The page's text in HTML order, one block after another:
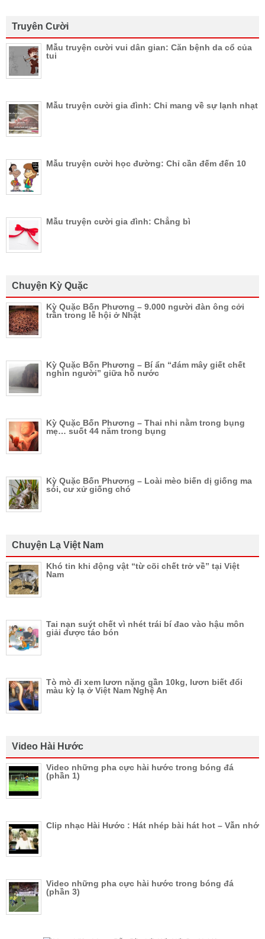
Truyên Cười
Mẫu truyện cười vui dân gian: Căn bệnh da cổ của
tui
Mẫu truyện cười gia đình: Chỉ mang về sự lạnh nhạt
Mẫu truyện cười học đường: Chỉ cần đếm đến 10
Mẫu truyện cười gia đình: Chẳng bì
Chuyện Kỳ Quặc
Kỳ Quặc Bốn Phương – 9.000 người đàn ông cởi
trần trong lễ hội ở Nhật
Kỳ Quặc Bốn Phương – Bí ẩn “đám mây giết chết
nghìn người” giữa hồ nước
Kỳ Quặc Bốn Phương – Thai nhi nằm trong bụng
mẹ… suốt 44 năm trong bụng
Kỳ Quặc Bốn Phương – Loài mèo biến dị giống ma
sói, cư xử giống chó
Chuyện Lạ Việt Nam
Khó tin khi động vật “từ cõi chết trở về” tại Việt
Nam
Tai nạn suýt chết vì nhét trái bí đao vào hậu môn
giải được táo bón
Tò mò đi xem lươn nặng gần 10kg, lươn biết đổi
màu kỳ lạ ở Việt Nam Nghệ An
Video Hài Hước
Video những pha cực hài hước trong bóng đá
(phần 1)
Clip nhạc Hài Hước : Hát nhép bài hát hot – Vẫn nhớ
Video những pha cực hài hước trong bóng đá
(phần 3)